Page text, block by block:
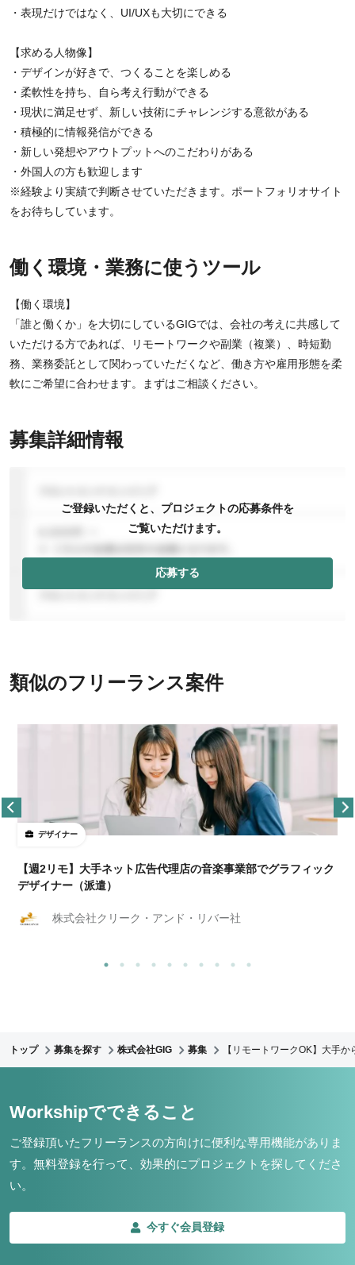
・表現だけではなく、UI/UXも大切にできる
【求める人物像】
・デザインが好きで、つくることを楽しめる
・柔軟性を持ち、自ら考え行動ができる
・現状に満足せず、新しい技術にチャレンジする意欲がある
・積極的に情報発信ができる
・新しい発想やアウトプットへのこだわりがある
・外国人の方も歓迎します
※経験より実績で判断させていただきます。ポートフォリオサイト
をお待ちしています。
働く環境・業務に使うツール
【働く環境】
「誰と働くか」を大切にしているGIGでは、会社の考えに共感して
いただける方であれば、リモートワークや副業（複業）、時短勤
務、業務委託として関わっていただくなど、働き方や雇用形態を柔
軟にご希望に合わせます。まずはご相談ください。
募集詳細情報
ご登録いただくと、プロジェクトの応募条件を
ご覧いただけます。
応募する
類似のフリーランス案件
デザイナー
【週2リモ】大手ネット広告代理店の音楽事業部でグラフィック
デザイナー（派遣）
株式会社クリーク・アンド・リバー社
トップ 募集を探す 株式会社GIG 募集 【リモートワークOK】大手
Workshipでできること
ご登録頂いたフリーランスの方向けに便利な専用機能がありま
す。 無料登録を行って、効果的にプロジェクトを探してくださ
い。
今すぐ会員登録